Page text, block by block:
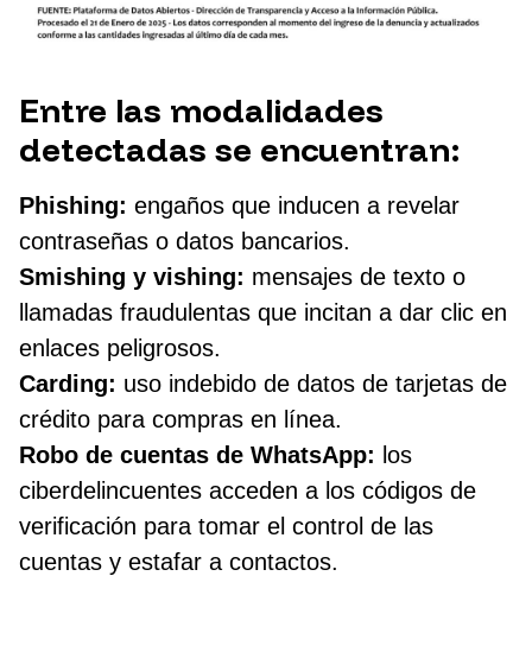
Entre las modalidades
detectadas se encuentran:
Phishing: engaños que inducen a revelar
contraseñas o datos bancarios.
Smishing y vishing: mensajes de texto o
llamadas fraudulentas que incitan a dar clic en
enlaces peligrosos.
Carding: uso indebido de datos de tarjetas de
crédito para compras en línea.
Robo de cuentas de WhatsApp: los
ciberdelincuentes acceden a los códigos de
verificación para tomar el control de las
cuentas y estafar a contactos.